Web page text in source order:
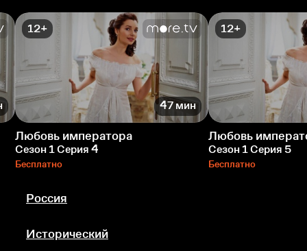
12+
47 мин
Любовь императора
Сезон 1 Серия 4
Бесплатно
12+
Любовь
Сезон 1 Серия 5
Бесплатно
Россия
Исторический